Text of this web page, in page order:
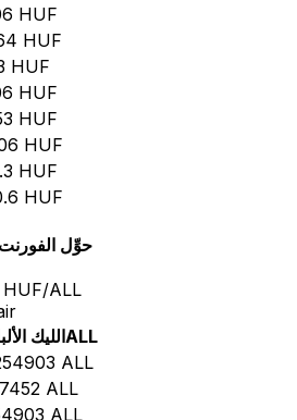
HUF
HUF
HUF
HUF
HUF
HUF
HUF
HUF
حوِّل الفورنت
ALL
الليكALL
ALL
ALL
ALL